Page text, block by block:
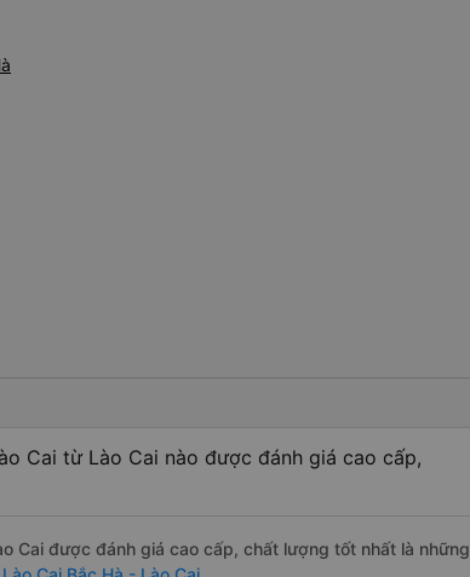
Cai từ Lào Cai nào được đánh giá cao cấp,
Cai được đánh giá cao cấp, chất lượng tốt nhất là những